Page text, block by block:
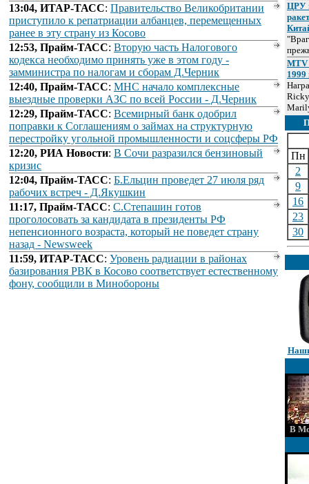
13:04, ИТАР-ТАСС: Правительство Великобритании
приступило к репатриации албанцев, перемещенных
ранее в эту страну из Косово
12:53, Прайм-ТАСС: Вторую часть Налогового
кодекса необходимо принять уже в этом году -
замминистра по налогам и сборам Д.Черник
12:40, Прайм-ТАСС: МНС начало комплексные
выездные проверки АЗС по всей России - Д.Черник
12:29, Прайм-ТАСС: Всемирный банк одобрил
поправки к Соглашениям о займах на структурную
перестройку угольной промышленности и соцсферы РФ
12:20, РИА Новости: В Сочи разразился бензиновый
кризис
12:04, Прайм-ТАСС: Б.Ельцин проведет 27 июля ряд
рабочих встреч - Д.Якушкин
11:17, Прайм-ТАСС: С.Степашин готов
проголосовать за кандидата в президенты РФ
непенсионного возраста, который не поведет страну
назад - Newsweek
11:59, ИТАР-ТАСС: Уровень радиации в районах
базирования РВК в Косово соответствует естественному
фону, сообщили в Минобороны
ЦРУ
MTV
1999
Пн
2
9
16
23
30
В